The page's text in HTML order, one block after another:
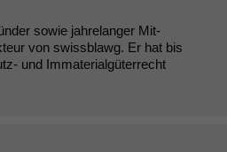
sowie jahrelanger Mit-
von swissblawg. Er hat bis
und Immaterialgüterrecht